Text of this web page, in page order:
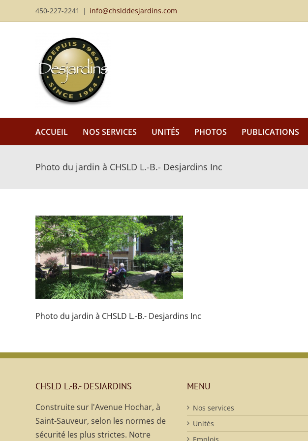
au
450-227-2241 | info@chslddesjardins.com
ACCUEIL NOS SERVICES UNITÉS PHOTOS PUBLICATIONS
Photo du jardin à CHSLD L.-B.- Desjardins Inc
Photo du jardin à CHSLD L.-B.- Desjardins Inc
CHSLD L.-B.- DESJARDINS
Construite sur l'Avenue Hochar, à
Saint-Sauveur, selon les normes de
sécurité les plus strictes. Notre
MENU
Nos services
Unités